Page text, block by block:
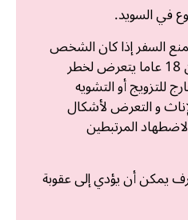
في السويد.
السفر إذا كان الشخص
الذي يقل عمره عن 18 عاما يتعرض لخطر
للتزويج أو التشويه
و التعرض لأشكال
المرتبطين
يمكن أن يؤدي إلى عقوبة